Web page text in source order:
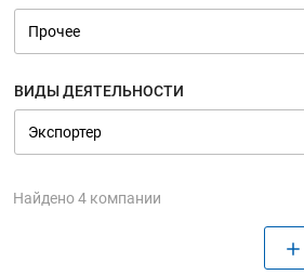
ВИДЫ ДЕЯТЕЛЬНОСТИ
Найдено 4 компании